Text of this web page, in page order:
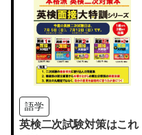
語学
英検二次試験対策はこれ